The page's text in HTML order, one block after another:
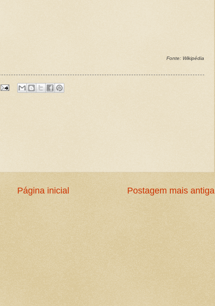
Fonte: Wikipédia
Postagem mais antiga
Página inicial